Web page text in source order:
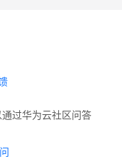
过华为云社区问答